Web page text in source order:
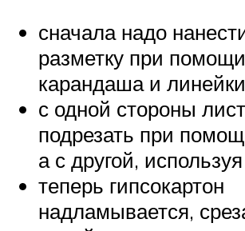
сначала надо
разметку при
карандаша и
с одной стороны
подрезать при
а с другой,
теперь гипсокартон
надламывается,